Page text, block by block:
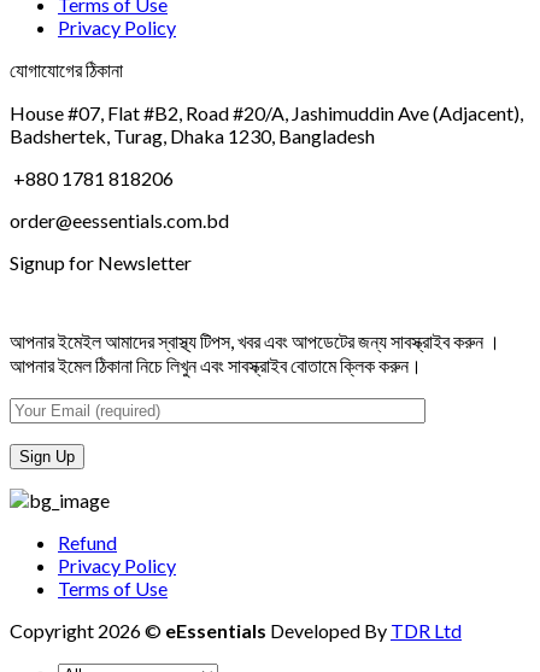
Privacy Policy
যোগাযোগের ঠিকানা
House #07, Flat #B2, Road #20/A, Jashimuddin Ave (Adjacent),
Badshertek, Turag, Dhaka 1230, Bangladesh
+880 1781 818206
order@eessentials.com.bd
Signup for Newsletter
আপনার ইমেইল আমাদের স্বাস্থ্য টিপস, খবর এবং আপডেটের জন্য সাবস্ক্রাইব করুন ।
আপনার ইমেল ঠিকানা নিচে লিখুন এবং সাবস্ক্রাইব বোতামে ক্লিক করুন।
Refund
Privacy Policy
Terms of Use
Copyright 2026 © eEssentials Developed By TDR Ltd